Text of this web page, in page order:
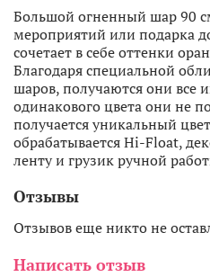
Большой огненный шар 90
мероприятий или подарка
сочетает в себе оттенки
Благодаря специальной
шаров, получаются они все
одинакового цвета они не
получается уникальный
обрабатывается Hi-Float,
ленту и грузик ручной
Отзывы
Отзывов еще никто не
Написать отзыв